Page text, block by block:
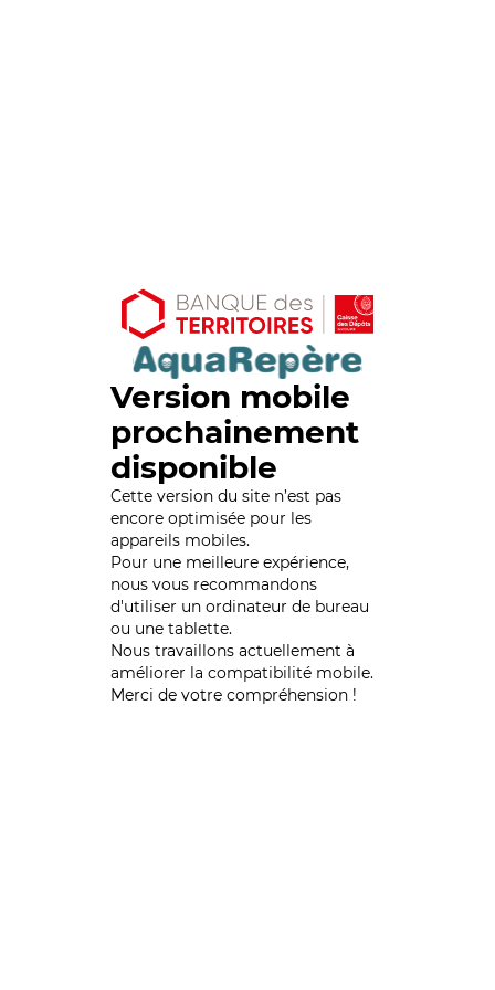
Version mobile
prochainement
disponible
Cette version du site n’est pas
encore optimisée pour les
appareils mobiles.
Pour une meilleure expérience,
nous vous recommandons
d'utiliser un ordinateur de bureau
ou une tablette.
Nous travaillons actuellement à
améliorer la compatibilité mobile.
Merci de votre compréhension !